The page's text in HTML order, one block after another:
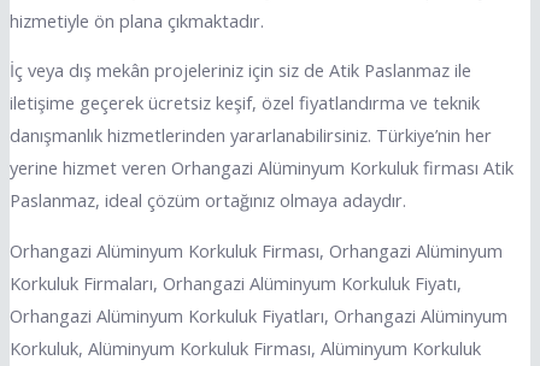
hizmetiyle ön plana çıkmaktadır.
İç veya dış mekân projeleriniz için siz de Atik Paslanmaz ile
iletişime geçerek ücretsiz keşif, özel fiyatlandırma ve teknik
danışmanlık hizmetlerinden yararlanabilirsiniz. Türkiye’nin her
yerine hizmet veren Orhangazi Alüminyum Korkuluk firması Atik
Paslanmaz, ideal çözüm ortağınız olmaya adaydır.
Orhangazi Alüminyum Korkuluk Firması, Orhangazi Alüminyum
Korkuluk Firmaları, Orhangazi Alüminyum Korkuluk Fiyatı,
Orhangazi Alüminyum Korkuluk Fiyatları, Orhangazi Alüminyum
Korkuluk, Alüminyum Korkuluk Firması, Alüminyum Korkuluk